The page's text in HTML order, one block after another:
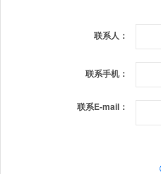
联系人：
联系手机：
联系E-mail：